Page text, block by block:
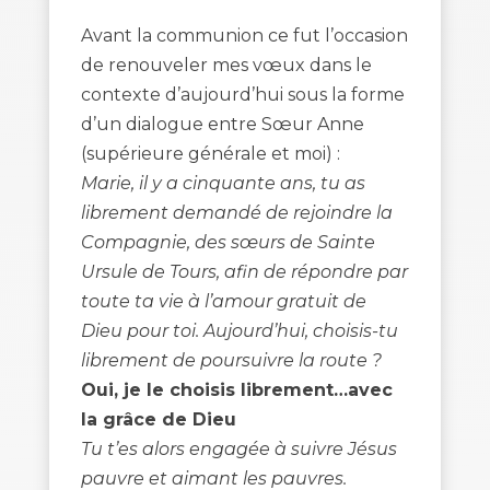
Avant la communion ce fut l’occasion
de renouveler mes vœux dans le
contexte d’aujourd’hui sous la forme
d’un dialogue entre Sœur Anne
(supérieure générale et moi) :
Marie, il y a cinquante ans, tu as
librement demandé de rejoindre la
Compagnie, des sœurs de Sainte
Ursule de Tours, afin de répondre par
toute ta vie à l’amour gratuit de
Dieu pour toi. Aujourd’hui, choisis-tu
librement de poursuivre la route ?
Oui, je le choisis librement…avec
la grâce de Dieu
Tu t’es alors engagée à suivre Jésus
pauvre et aimant les pauvres.